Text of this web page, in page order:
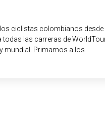
los ciclistas colombianos desde
las carreras de
mundial. Primamos a los